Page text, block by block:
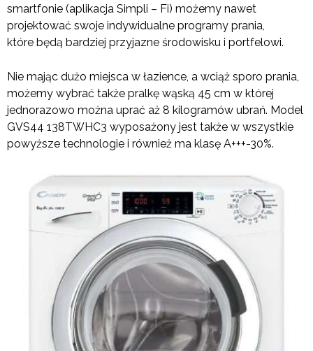
smartfonie (aplikacja Simpli – Fi) możemy nawet
projektować swoje indywidualne programy prania,
które będą bardziej przyjazne środowisku i portfelowi.
Nie mając dużo miejsca w łazience, a wciąż sporo prania,
możemy wybrać także pralkę wąską 45 cm w której
jednorazowo można uprać aż 8 kilogramów ubrań. Model
GVS44 138TWHC3 wyposażony jest także w wszystkie
powyższe technologie i również ma klasę A+++-30%.